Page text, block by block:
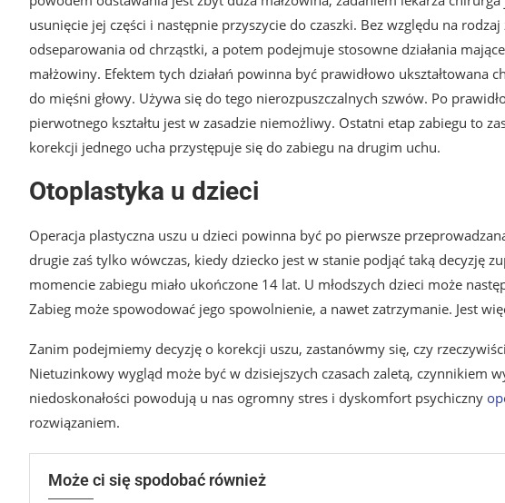
usunięcie jej części i następnie przyszycie do czaszki. Bez względu na
odseparowania od chrząstki, a potem podejmuje stosowne działania
małżowiny. Efektem tych działań powinna być prawidłowo ukształtowana
do mięśni głowy. Używa się do tego nierozpuszczalnych szwów. Po
pierwotnego kształtu jest w zasadzie niemożliwy. Ostatni etap zabiegu to
korekcji jednego ucha przystępuje się do zabiegu na drugim uchu.
Otoplastyka u dzieci
Operacja plastyczna uszu u dzieci powinna być po pierwsze
drugie zaś tylko wówczas, kiedy dziecko jest w stanie podjąć taką decyzję
momencie zabiegu miało ukończone 14 lat. U młodszych dzieci może
Zabieg może spowodować jego spowolnienie, a nawet zatrzymanie. Jest
Zanim podejmiemy decyzję o korekcji uszu, zastanówmy się, czy
Nietuzinkowy wygląd może być w dzisiejszych czasach zaletą, czynnikiem
niedoskonałości powodują u nas ogromny stres i dyskomfort psychiczny
rozwiązaniem.
Może ci się spodobać również